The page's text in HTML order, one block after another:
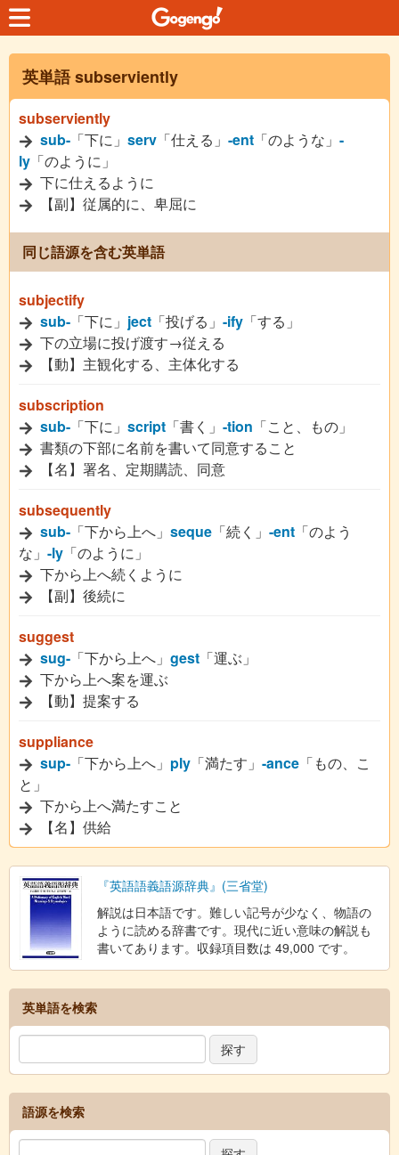
英単語 subserviently
subserviently
sub- 「下に」 serv 「仕える」 -ent 「のような」 -
ly 「のように」
下に仕えるように
【副】従属的に、卑屈に
同じ語源を含む英単語
subjectify
sub- 「下に」 ject 「投げる」 -ify 「する」
下の立場に投げ渡す→従える
【動】主観化する、主体化する
subscription
sub- 「下に」 script 「書く」 -tion 「こと、もの」
書類の下部に名前を書いて同意すること
【名】署名、定期購読、同意
subsequently
sub- 「下から上へ」 seque 「続く」 -ent 「のよう
な」 -ly 「のように」
下から上へ続くように
【副】後続に
suggest
sug- 「下から上へ」 gest 「運ぶ」
下から上へ案を運ぶ
【動】提案する
suppliance
sup- 「下から上へ」 ply 「満たす」 -ance 「もの、こ
と」
下から上へ満たすこと
【名】供給
『英語語義語源辞典』(三省堂)
解説は日本語です。難しい記号が少なく、物語の
ように読める辞書です。現代に近い意味の解説も
書いてあります。収録項目数は 49,000 です。
英単語を検索
語源を検索